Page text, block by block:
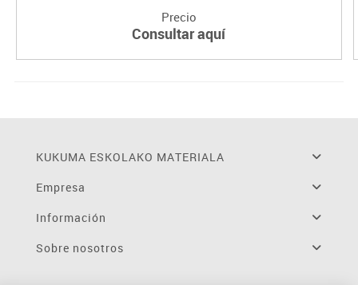
Precio
Consultar aquí
KUKUMA ESKOLAKO MATERIALA
Empresa
Información
Sobre nosotros